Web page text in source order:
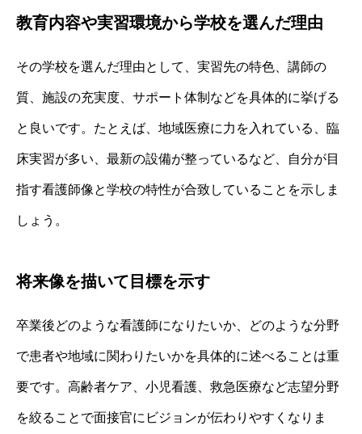
教育内容や実習環境から学校を選んだ理由
その学校を選んだ理由として、実習先の特色、講師の
質、施設の充実度、サポート体制などを具体的に挙げる
と良いです。たとえば、地域医療に力を入れている、臨
床実習が多い、最新の設備が整っているなど、自分が目
指す看護師像と学校の特性が合致していることを示しま
しょう。
将来像を描いて目標を示す
卒業後どのような看護師になりたいか、どのような分野
で患者や地域に関わりたいかを具体的に述べることは重
要です。高齢者ケア、小児看護、救急医療など志望分野
を絞ることで面接官にビジョンが伝わりやすくなりま